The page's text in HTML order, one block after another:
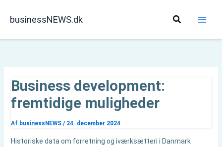
businessNEWS.dk Søg
Business development:
fremtidige muligheder
Af businessNEWS / 24. december 2024
Historiske data om forretning og iværksætteri i Danmark